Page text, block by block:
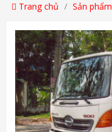
Trang chủ Sản phẩm